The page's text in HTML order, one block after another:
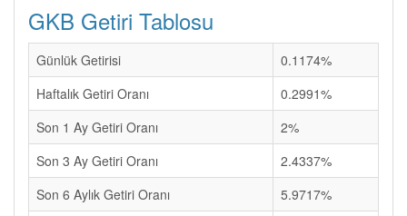
GKB Getiri Tablosu
Günlük Getirisi
0.1174%
Haftalık Getiri Oranı
0.2991%
Son 1 Ay Getiri Oranı
2%
Son 3 Ay Getiri Oranı
2.4337%
Son 6 Aylık Getiri Oranı
5.9717%